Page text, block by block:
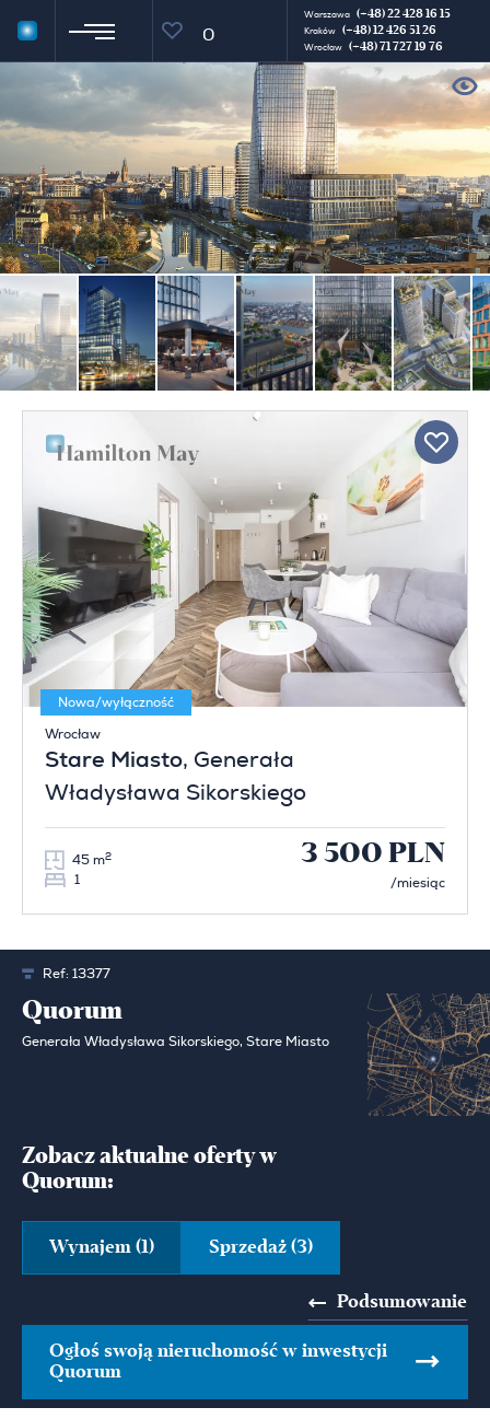
0
Warszawa (+48) 22 428 16 15
Kraków (+48) 12 426 51 26
Wrocław (+48) 71 727 19 76
Ref: 13377
Quorum
Generała Władysława Sikorskiego, Stare Miasto
Zobacz aktualne oferty w
Quorum:
Wynajem (1) Sprzedaż (3)
Podsumowanie
Ogłoś swoją nieruchomość w inwestycji
Quorum
Nowa/wyłączność
Wrocław
Stare Miasto, Generała
Władysława Sikorskiego
45 m2
1
3 500 PLN
/miesiąc